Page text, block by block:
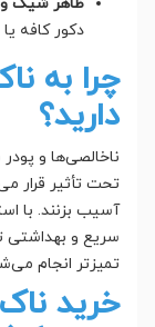
دکور کافه
چرا به
دارید؟
ناخالصی‌ها و پودر
تحت تأثیر قرار
آسیب بزنند. با
سریع و بهداشتی
تمیزتر انجام
خرید